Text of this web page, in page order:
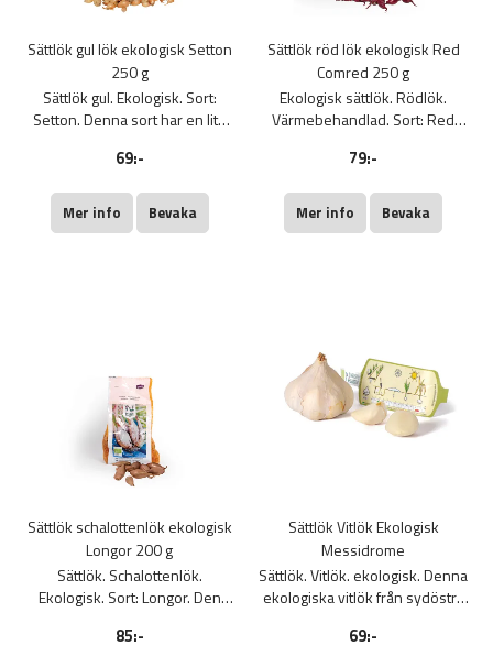
Sättlök gul lök ekologisk Setton
250 g
Sättlök gul. Ekologisk. Sort:
Setton. Denna sort har en lite
i matlagning.
69:-
Mer info Bevaka
Sättlök röd lök ekologisk Red
Comred 250 g
Ekologisk sättlök. Rödlök.
Värmebehandlad. Sort: Red
något mildare i smaken än gul
79:-
Mer info Bevaka
Sättlök schalottenlök ekologisk
Longor 200 g
Sättlök. Schalottenlök.
Ekologisk. Sort: Longor. Den
lätt att skiva. Schalottenlök
85:-
Sättlök Vitlök Ekologisk
Messidrome
Sättlök. Vitlök. ekologisk. Denna
ekologiska vitlök från sydöstra
och pålitlig sort som får 8-14
69:-